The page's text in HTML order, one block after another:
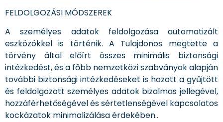
FELDOLGOZÁSI MÓDSZEREK
A személyes adatok feldolgozása automatizált
eszközökkel is történik. A Tulajdonos megtette a
törvény által előírt összes minimális biztonsági
intézkedést, és a főbb nemzetközi szabványok alapján
további biztonsági intézkedéseket is hozott a gyűjtött
és feldolgozott személyes adatok bizalmas jellegével,
hozzáférhetőségével és sértetlenségével kapcsolatos
kockázatok minimalizálása érdekében..